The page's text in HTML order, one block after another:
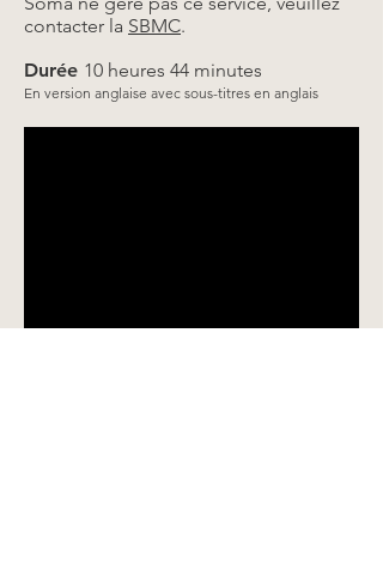
contacter la SBMC.
Durée 10 heures 44 minutes
En version anglaise avec sous-titres en anglais